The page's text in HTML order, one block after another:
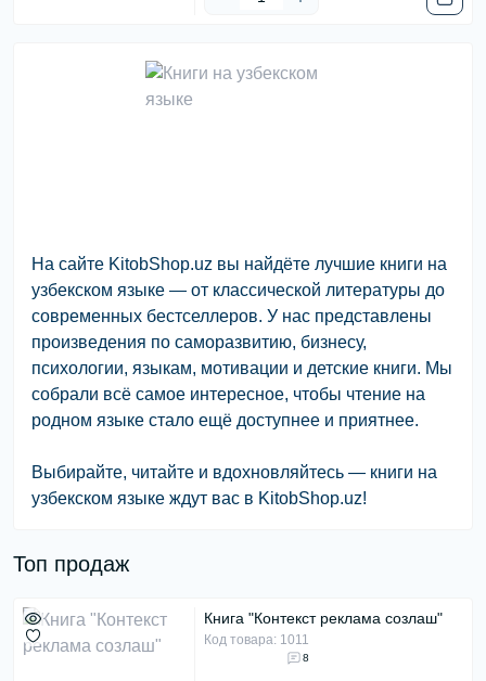
На сайте KitobShop.uz вы найдёте лучшие книги на
узбекском языке — от классической литературы до
современных бестселлеров. У нас представлены
произведения по саморазвитию, бизнесу,
психологии, языкам, мотивации и детские книги. Мы
собрали всё самое интересное, чтобы чтение на
родном языке стало ещё доступнее и приятнее.
Выбирайте, читайте и вдохновляйтесь — книги на
узбекском языке ждут вас в KitobShop.uz!
Топ продаж
Книга "Контекст реклама созлаш"
Код товара: 1011
8